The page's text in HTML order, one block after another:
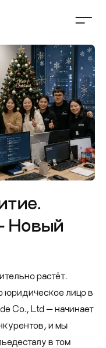
Новый
растёт.
юридическое лицо в
Co., Ltd — начинает
и мы
в том